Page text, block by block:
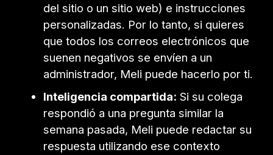
del sitio o un sitio web) e instrucciones
personalizadas. Por lo tanto, si quieres
que todos los correos electrónicos que
suenen negativos se envíen a un
administrador, Meli puede hacerlo por ti.
Inteligencia compartida: Si su colega
respondió a una pregunta similar la
semana pasada, Meli puede redactar su
respuesta utilizando ese contexto